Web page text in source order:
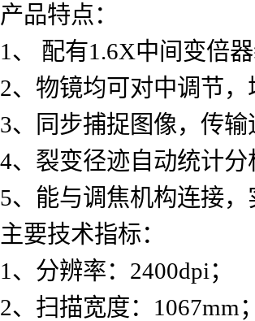
产品特点：
1、 配有1.6X中间变倍器
2、物镜均可对中调节
3、同步捕捉图像，传输
4、裂变径迹自动统计
5、能与调焦机构连接
主要技术指标：
1、分辨率：2400dpi；
2、扫描宽度：1067mm；